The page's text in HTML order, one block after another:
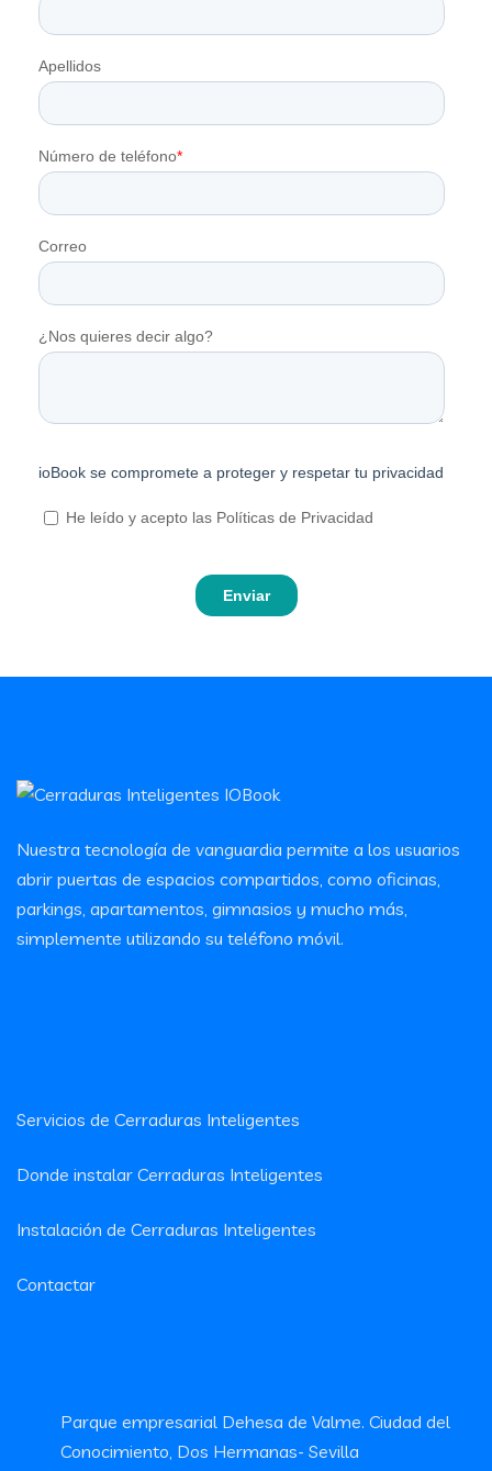
Nuestra tecnología de vanguardia permite a los usuarios
abrir puertas de espacios compartidos, como oficinas,
parkings, apartamentos, gimnasios y mucho más,
simplemente utilizando su teléfono móvil.
Servicios de Cerraduras Inteligentes
Donde instalar Cerraduras Inteligentes
Instalación de Cerraduras Inteligentes
Contactar
Parque empresarial Dehesa de Valme. Ciudad del
Conocimiento, Dos Hermanas- Sevilla